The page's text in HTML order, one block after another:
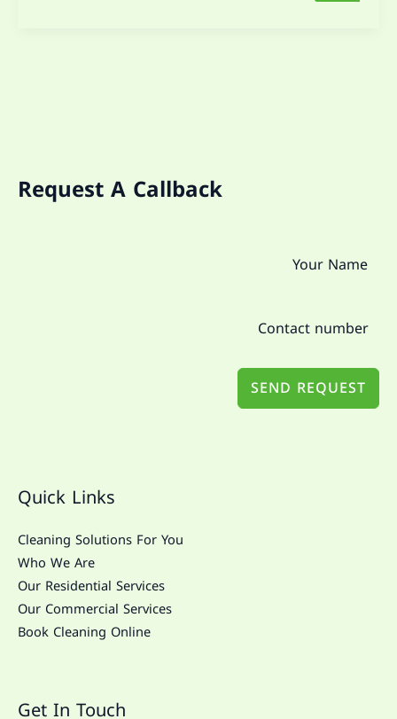
Request A Callback
SEND REQUEST
Quick Links
Cleaning Solutions For You
Who We Are
Our Residential Services
Our Commercial Services
Book Cleaning Online
Get In Touch